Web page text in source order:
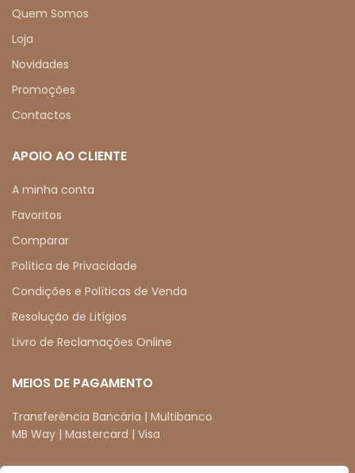
Quem Somos
Loja
Novidades
Promoções
Contactos
APOIO AO CLIENTE
A minha conta
Favoritos
Comparar
Política de Privacidade
Condições e Políticas de Venda
Resolução de Litígios
Livro de Reclamações Online
MEIOS DE PAGAMENTO
Transferência Bancária | Multibanco
MB Way | Mastercard | Visa